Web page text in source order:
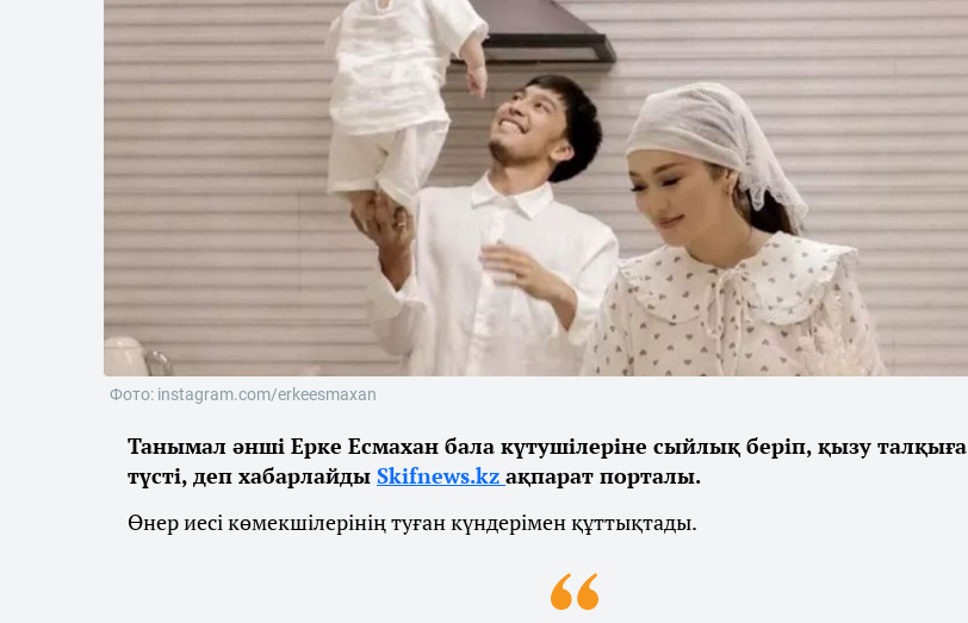
Фото: instagram.com/erkeesmaxan
Танымал әнші Ерке Есмахан бала күтушілеріне сыйлық беріп, қызу талқыға
түсті, деп хабарлайды Skifnews.kz ақпарат порталы.
Өнер иесі көмекшілерінің туған күндерімен құттықтады.